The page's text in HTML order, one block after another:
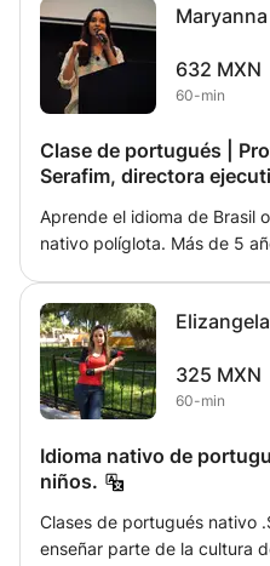
Maryanna
632 MXN
60-min
Clase de portugués |
Serafim, directora
Aprende el idioma de Brasil
nativo políglota. Más de 5
en portugués de una
325 MXN
60-min
Idioma nativo de portugués y apoyo escolar para
niños.
Clases de portugués nativo
enseñar parte de la cultura